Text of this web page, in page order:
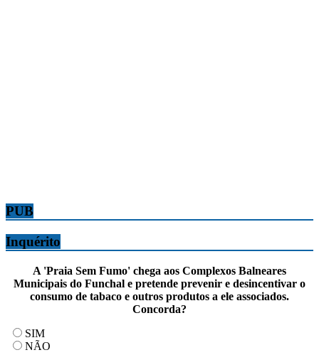
PUB
Inquérito
A 'Praia Sem Fumo' chega aos Complexos Balneares
Municipais do Funchal e pretende prevenir e desincentivar o
consumo de tabaco e outros produtos a ele associados.
Concorda?
SIM
NÃO